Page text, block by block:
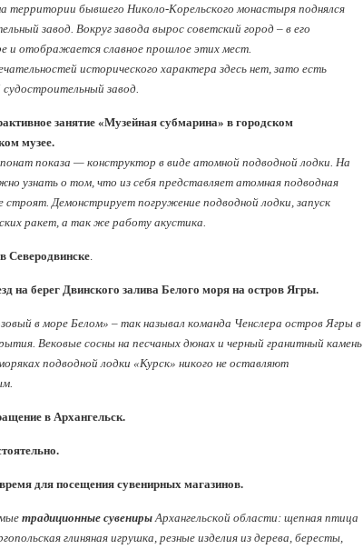
территории бывшего Николо-Корельского монастыря поднялся
завод. Вокруг завода вырос советский город – в его
и отображается славное прошлое этих мест.
исторического характера здесь нет, зато есть
завод.
занятие «Музейная субмарина» в городском
музее.
показа — конструктор в виде атомной подводной лодки. На
узнать о том, что из себя представляет атомная подводная
строят. Демонстрирует погружение подводной лодки, запуск
ракет, а так же работу акустика.
Северодвинске.
на берег Двинского залива Белого моря на остров Ягры.
в море Белом» – так называл команда Ченслера остров Ягры в
Вековые сосны на песчаных дюнах и черный гранитный камень
подводной лодки «Курск» никого не оставляют
в Архангельск.
для посещения сувенирных магазинов.
традиционные сувениры Архангельской области: щепная птица
глиняная игрушка, резные изделия из дерева, бересты,